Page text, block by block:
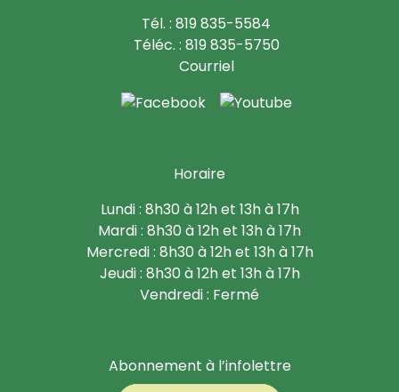
Tél. : 819 835-5584
Téléc. : 819 835-5750
Courriel
Horaire
Lundi : 8h30 à 12h et 13h à 17h
Mardi : 8h30 à 12h et 13h à 17h
Mercredi : 8h30 à 12h et 13h à 17h
Jeudi : 8h30 à 12h et 13h à 17h
Vendredi : Fermé
Abonnement à l’infolettre